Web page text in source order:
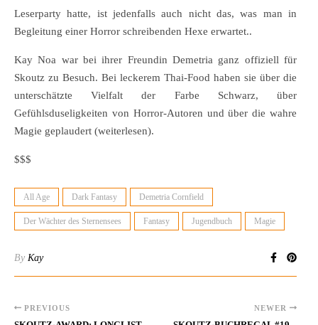
Leserparty hatte, ist jedenfalls auch nicht das, was man in
Begleitung einer Horror schreibenden Hexe erwartet..
Kay Noa war bei ihrer Freundin Demetria ganz offiziell für
Skoutz zu Besuch. Bei leckerem Thai-Food haben sie über die
unterschätzte Vielfalt der Farbe Schwarz, über
Gefühlsduseligkeiten von Horror-Autoren und über die wahre
Magie geplaudert (weiterlesen).
$$$
All Age Dark Fantasy Demetria Cornfield
Der Wächter des Sternensees Fantasy Jugendbuch Magie
By Kay
PREVIOUS NEWER